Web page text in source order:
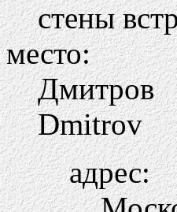
стены
место:
Дмитров
Dmitrov
адрес: